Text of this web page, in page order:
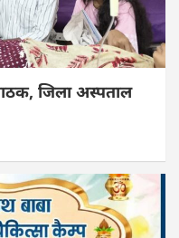
जिला अस्पताल